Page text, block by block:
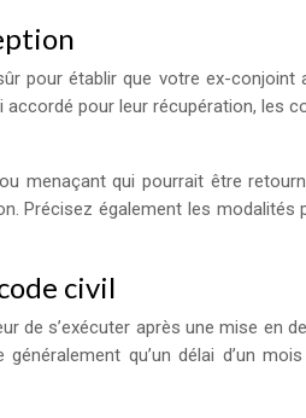
pour établir que votre ex-
pour leur récupération,
qui pourrait être
également les
civil
de s’exécuter après une mise en
qu’un délai d’un